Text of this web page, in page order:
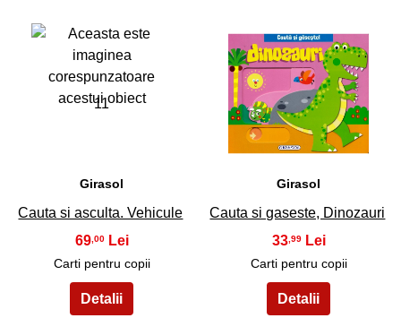
11
Girasol
Cauta si asculta. Vehicule
69,00
Carti pentru copii
12
Girasol
Cauta si gaseste, Dinozauri
33,99
Carti pentru copii